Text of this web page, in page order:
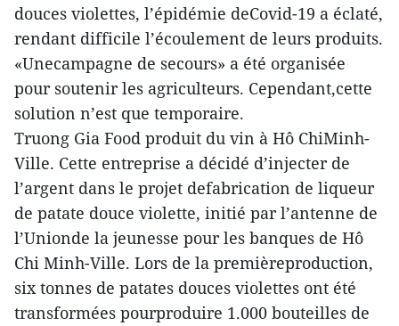
douces violettes, l’épidémie deCovid-19 a éclaté,
rendant difficile l’écoulement de leurs produits.
«Unecampagne de secours» a été organisée
pour soutenir les agriculteurs. Cependant,cette
solution n’est que temporaire.
Truong Gia Food produit du vin à Hô ChiMinh-
Ville. Cette entreprise a décidé d’injecter de
l’argent dans le projet defabrication de liqueur
de patate douce violette, initié par l’antenne de
l’Unionde la jeunesse pour les banques de Hô
Chi Minh-Ville. Lors de la premièreproduction,
six tonnes de patates douces violettes ont été
transformées pourproduire 1.000 bouteilles de